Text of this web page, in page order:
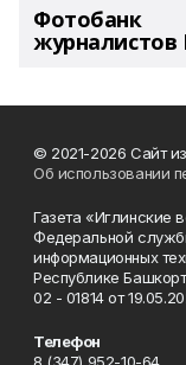
Фотобанк
журналистов
© 2021-2026 Сайт
Об использовании
Газета «Иглинские
Федеральной
информационных
Республике
02 - 01814 от
Телефон